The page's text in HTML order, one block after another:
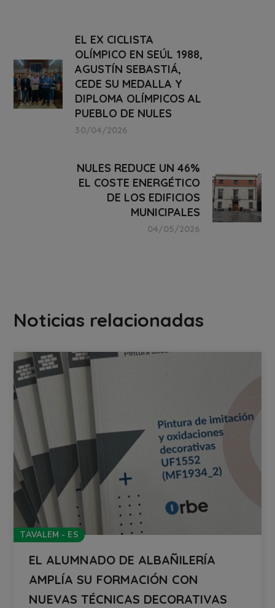
EL EX CICLISTA
OLÍMPICO EN SEÚL 1988,
AGUSTÍN SEBASTIÁ,
CEDE SU MEDALLA Y
DIPLOMA OLÍMPICOS AL
PUEBLO DE NULES
30/04/2026
NULES REDUCE UN 46%
EL COSTE ENERGÉTICO
DE LOS EDIFICIOS
MUNICIPALES
04/05/2026
Noticias relacionadas
TAVALEM - ES
EL ALUMNADO DE ALBAÑILERÍA
AMPLÍA SU FORMACIÓN CON
NUEVAS TÉCNICAS DECORATIVAS